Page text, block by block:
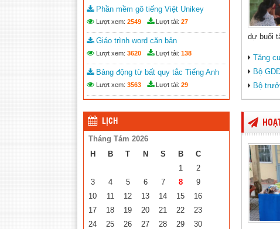
dự buổi
Tăng
Bộ
Bộ
Phần mềm gõ tiếng Việt Unikey
Lượt xem: 2549 Lượt tải: 27
Giáo trình word căn bản
Lượt xem: 3620 Lượt tải: 138
Bảng động từ bất quy tắc Tiếng Anh
Lượt xem: 3563 Lượt tải: 29
LỊCH
Tháng Tám 2026
H
B T N S B
C
1
2
3
4 5 6 7 8
9
10
11 12 13 14 15
16
17
18 19 20 21 22
23
24
25 26 27 28 29
30